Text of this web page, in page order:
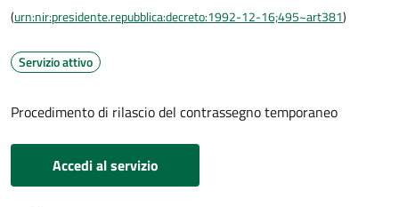
(urn:nir:presidente.repubblica:decreto:1992-12-16;495~art381)
Servizio attivo
Procedimento di rilascio del contrassegno temporaneo
Accedi al servizio